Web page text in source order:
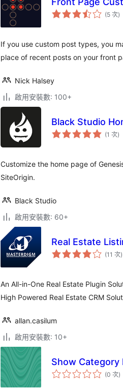
(5 次評
分)
If you use custom post types, you
place of recent posts on your front
Nick Halsey
啟用安裝數: 100+
Black Studio
(1 次評
分)
Customize the home page of
SiteOrigin.
Black Studio
啟用安裝數: 60+
Real Estate
(11 次評
分)
An All-in-One Real Estate Plugin
High Powered Real Estate CRM
allan.casilum
啟用安裝數: 10+
Show
(0 次評
分)